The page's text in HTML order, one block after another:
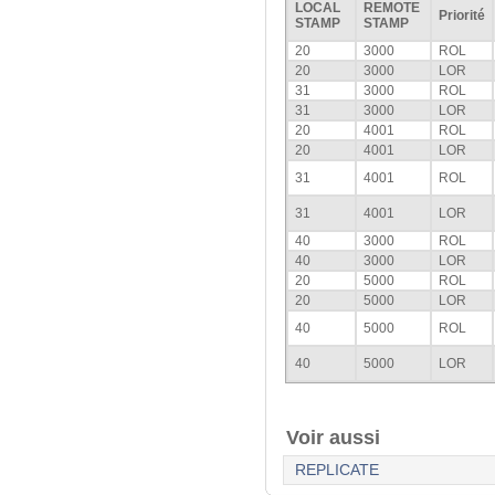
LOCAL
STAMP
REMOTE
STAMP
Priorité
20 3000
ROL
20
3000
LOR
31
3000
ROL
31
3000
LOR
20
4001
ROL
20
4001
LOR
31
4001 ROL
31 4001
LOR
40
3000
ROL
40
3000
LOR
20
5000
ROL
20
5000
LOR
40
5000 ROL
40 5000 LOR
Voir aussi
REPLICATE